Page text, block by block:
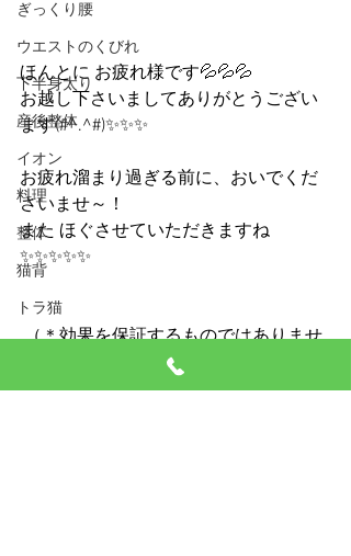
ぎっくり腰
ウエストのくびれ
下半身太り
産後整体
イオン
料理
整体
猫背
トラ猫
ほんとに お疲れ様です💦💦💦
お越し下さいましてありがとうござい
ます(#^.^#)✨✨✨
お疲れ溜まり過ぎる前に、おいでくだ
さいませ～！
また ほぐさせていただきますね
✨✨✨✨✨
（＊効果を保証するものではありませ
くびれ・くびれ整体